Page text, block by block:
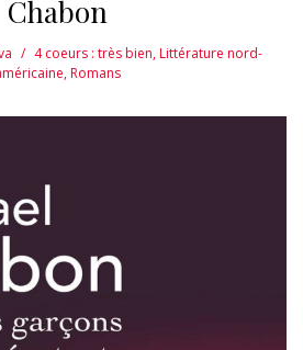
Chabon
4 coeurs : très bien,Littérature nord-
,Romans